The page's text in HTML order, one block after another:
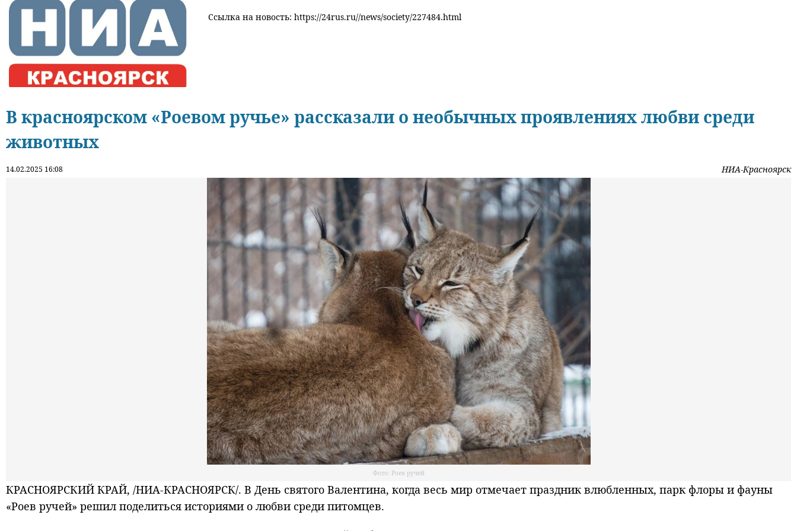
Ссылка на новость: https://24rus.ru//news/society/227484.html
В красноярском «Роевом ручье» рассказали о необычных проявлениях любви среди
животных
14.02.2025 16:08 НИА-Красноярск
Фото: Роев ручей
КРАСНОЯРСКИЙ КРАЙ, /НИА-КРАСНОЯРСК/. В День святого Валентина, когда весь мир отмечает праздник влюбленных, парк флоры и фауны
«Роев ручей» решил поделиться историями о любви среди питомцев.